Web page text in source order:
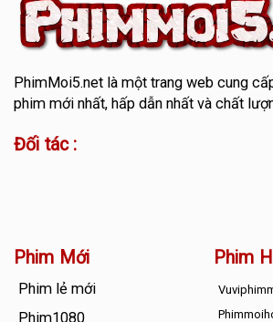
PhimMoi5.netlà một trang web cung
phim mới nhất, hấp dẫn nhất và chất
Đối tác :
Phim Mới
Phim lẻ mới
Phim1080
Phim